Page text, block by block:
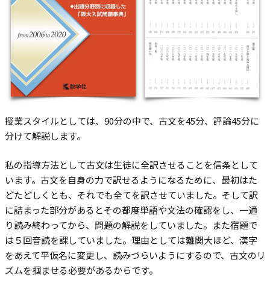
授業スタイルとしては、90分の中で、古文を45分、評論45分に
分けて解説します。
私の指導方法として古文は生徒に全訳させることを信条として
います。古文を自身の力で訳せるようになるために、最初はた
どたどしくとも、それでも全てを訳させていました。そして訳
に詰まった部分があるとその都度単語や文法の確認をし、一通
り読み終わってから、問題の解説をしていました。また宿題で
は５回音読を課していました。理由としては難関大ほど、漢字
をあえて平仮名に変更し、読みづらいようにするので、古文のリ
ズムを掴ませる必要があるからです。